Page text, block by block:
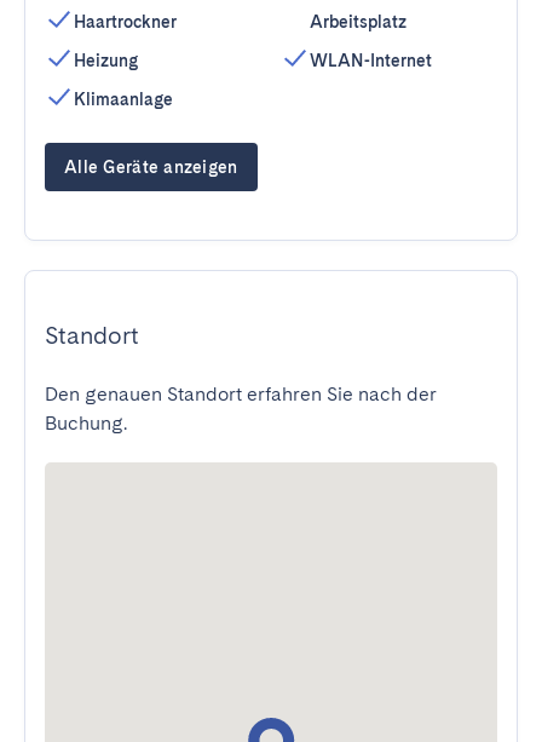
Haartrockner
Heizung
Klimaanlage
Arbeitsplatz
WLAN-Internet
Alle Geräte anzeigen
Standort
Den genauen Standort erfahren Sie nach der
Buchung.